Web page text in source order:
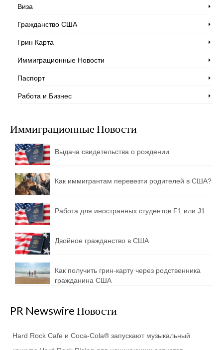
Виза
Гражданство США
Грин Карта
Иммиграционные Новости
Паспорт
Работа и Бизнес
Иммиграционные Новости
Выдача свидетельства о рождении
Как иммигрантам перевезти родителей в США?
Работа для иностранных студентов F1 или J1
Двойное гражданство в США
Как получить грин-карту через родственника
гражданина США
PR Newswire Новости
Hard Rock Cafe и Coca-Cola® запускают музыкальный